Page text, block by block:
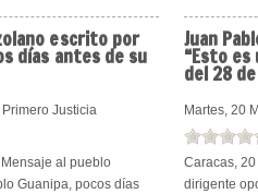
escrito por
días antes de su
Justicia
al pueblo
Guanipa, pocos días
Juan
“Esto
del 28
Martes, 20
Caracas,
dirigente